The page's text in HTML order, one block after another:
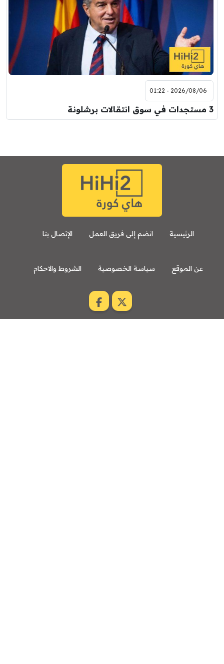
2026/08/06 - 01:22
3 مستجدات في سوق انتقالات برشلونة
الرئيسية انضم إلى فريق العمل الإتصال بنا
عن الموقع سياسة الخصوصية الشروط والاحكام